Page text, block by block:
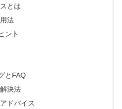
とは
法
ント
とFAQ
決法
ドバイス